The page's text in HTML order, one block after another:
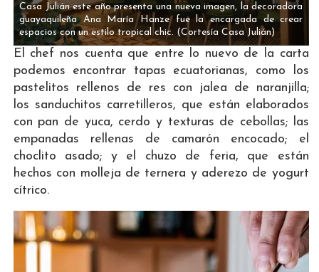
Casa Julián este año presenta una nueva imagen, la decoradora
guayaquileña Ana María Hanze fue la encargada de crear
espacios con un estilo tropical chic. (Cortesía Casa Julián)
El chef nos cuenta que entre lo nuevo de la carta
podemos encontrar tapas ecuatorianas, como los
pastelitos rellenos de res con jalea de naranjilla;
los sanduchitos carretilleros, que están elaborados
con pan de yuca, cerdo y texturas de cebollas; las
empanadas rellenas de camarón encocado; el
choclito asado; y el chuzo de feria, que están
hechos con molleja de ternera y aderezo de yogurt
cítrico.